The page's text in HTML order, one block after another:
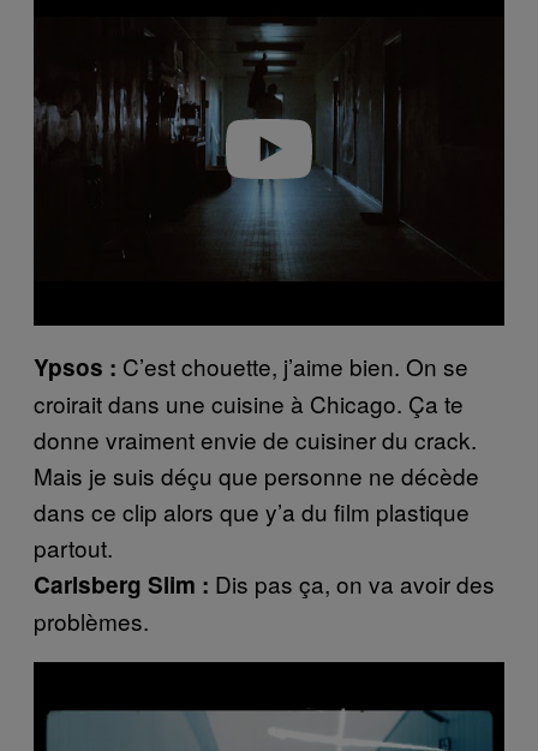
e
o
Ypsos : C’est chouette, j’aime bien. On se
croirait dans une cuisine à Chicago. Ça te
donne vraiment envie de cuisiner du crack.
Mais je suis déçu que personne ne décède
dans ce clip alors que y’a du film plastique
partout.
Carlsberg Slim : Dis pas ça, on va avoir des
problèmes.